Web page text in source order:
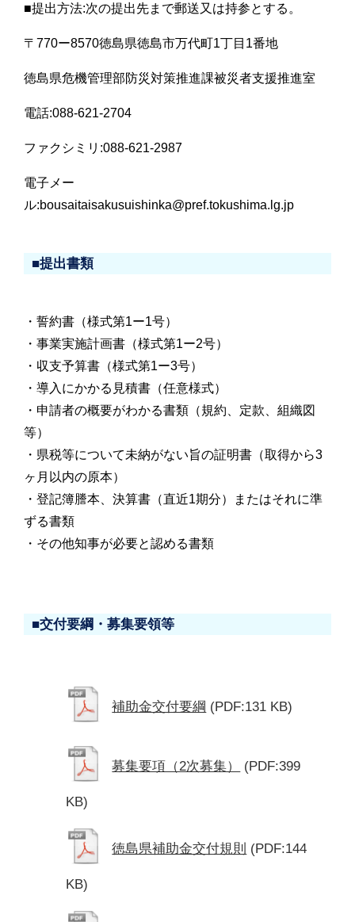
■提出方法:次の提出先まで郵送又は持参とする。
〒770ー8570徳島県徳島市万代町1丁目1番地
徳島県危機管理部防災対策推進課被災者支援推進室
電話:088-621-2704
ファクシミリ:088-621-2987
電子メー
ル:bousaitaisakusuishinka@pref.tokushima.lg.jp
■提出書類
・誓約書（様式第1ー1号）
・事業実施計画書（様式第1ー2号）
・収支予算書（様式第1ー3号）
・導入にかかる見積書（任意様式）
・申請者の概要がわかる書類（規約、定款、組織図
等）
・県税等について未納がない旨の証明書（取得から3
ヶ月以内の原本）
・登記簿謄本、決算書（直近1期分）またはそれに準
ずる書類
・その他知事が必要と認める書類
■交付要綱・募集要領等
補助金交付要綱 (PDF:131 KB)
募集要項（2次募集） (PDF:399
KB)
徳島県補助金交付規則 (PDF:144
KB)